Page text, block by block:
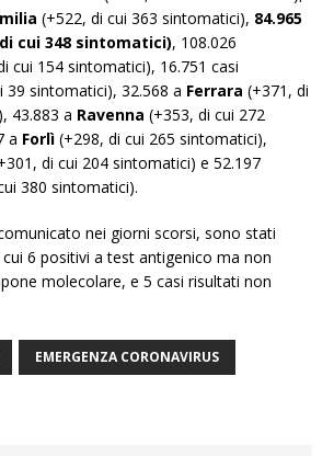
(+522, di cui 363 sintomatici), 84.965
cui 348 sintomatici), 108.026
cui 154 sintomatici), 16.751 casi
39 sintomatici), 32.568 a Ferrara (+371, di
43.883 a Ravenna (+353, di cui 272
a Forlì (+298, di cui 265 sintomatici),
di cui 204 sintomatici) e 52.197
380 sintomatici).
nei giorni scorsi, sono stati
6 positivi a test antigenico ma non
molecolare, e 5 casi risultati non
EMERGENZA CORONAVIRUS